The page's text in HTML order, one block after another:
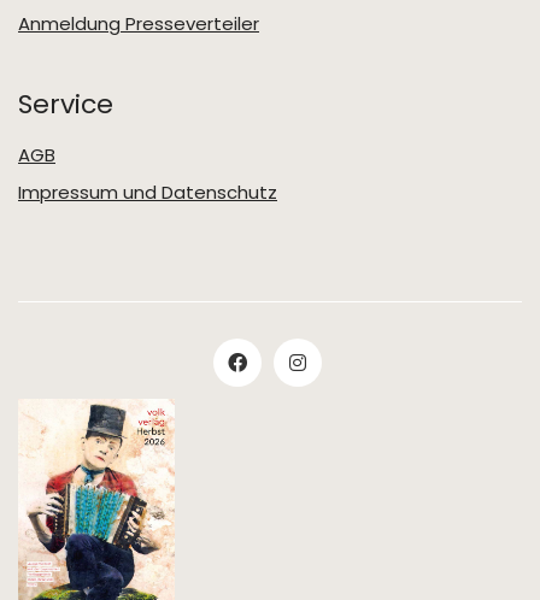
Anmeldung Presseverteiler
Service
AGB
Impressum und Datenschutz